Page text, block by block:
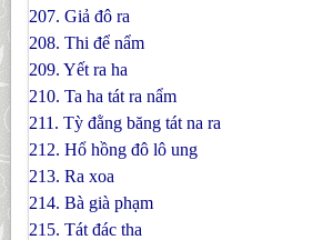
207. Giả đô ra
208. Thi để nẩm
209. Yết ra ha
210. Ta ha tát ra nẩm
211. Tỳ đằng băng tát na ra
212. Hổ hồng đô lô ung
213. Ra xoa
214. Bà già phạm
215. Tát đác tha